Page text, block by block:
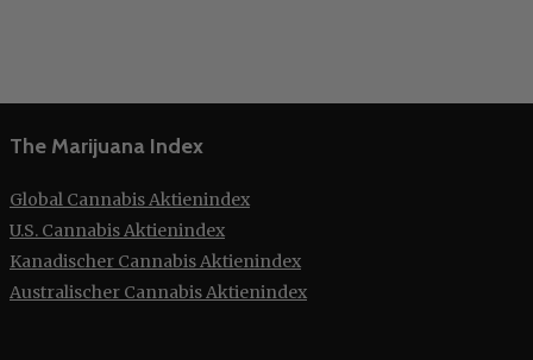
The Marijuana Index
Global Cannabis Aktienindex
U.S. Cannabis Aktienindex
Kanadischer Cannabis Aktienindex
Australischer Cannabis Aktienindex